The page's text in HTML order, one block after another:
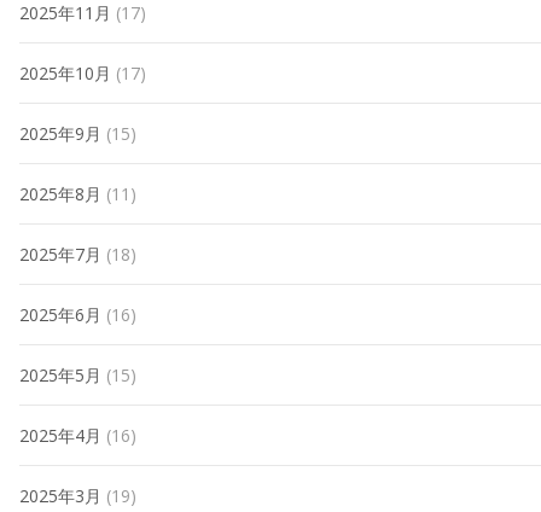
2025年11月 (17)
2025年10月 (17)
2025年9月 (15)
2025年8月 (11)
2025年7月 (18)
2025年6月 (16)
2025年5月 (15)
2025年4月 (16)
2025年3月 (19)